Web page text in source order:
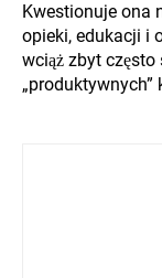
Kwestionuje ona
opieki, edukacji i
wciąż zbyt
„produktywnych”